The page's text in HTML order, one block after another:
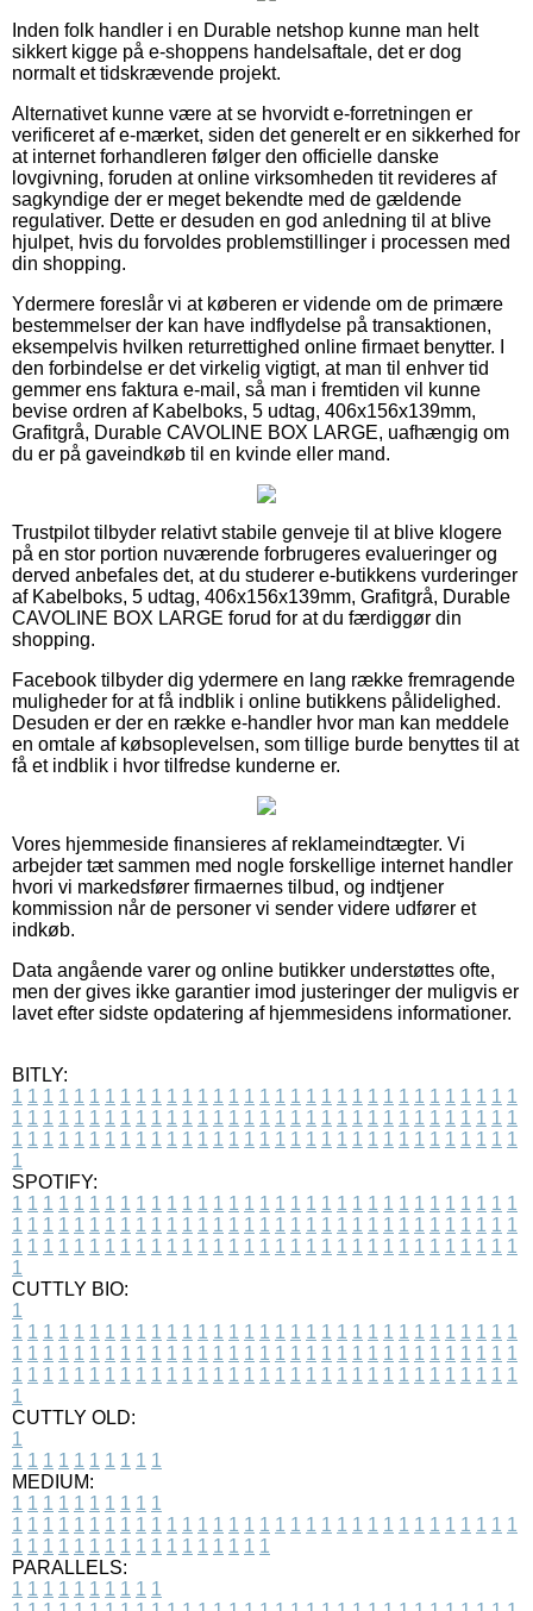
Inden folk handler i en Durable netshop kunne man helt
sikkert kigge på e-shoppens handelsaftale, det er dog
normalt et tidskrævende projekt.
Alternativet kunne være at se hvorvidt e-forretningen er
verificeret af e-mærket, siden det generelt er en sikkerhed for
at internet forhandleren følger den officielle danske
lovgivning, foruden at online virksomheden tit revideres af
sagkyndige der er meget bekendte med de gældende
regulativer. Dette er desuden en god anledning til at blive
hjulpet, hvis du forvoldes problemstillinger i processen med
din shopping.
Ydermere foreslår vi at køberen er vidende om de primære
bestemmelser der kan have indflydelse på transaktionen,
eksempelvis hvilken returrettighed online firmaet benytter. I
den forbindelse er det virkelig vigtigt, at man til enhver tid
gemmer ens faktura e-mail, så man i fremtiden vil kunne
bevise ordren af Kabelboks, 5 udtag, 406x156x139mm,
Grafitgrå, Durable CAVOLINE BOX LARGE, uafhængig om
du er på gaveindkøb til en kvinde eller mand.
Trustpilot tilbyder relativt stabile genveje til at blive klogere
på en stor portion nuværende forbrugeres evalueringer og
derved anbefales det, at du studerer e-butikkens vurderinger
af Kabelboks, 5 udtag, 406x156x139mm, Grafitgrå, Durable
CAVOLINE BOX LARGE forud for at du færdiggør din
shopping.
Facebook tilbyder dig ydermere en lang række fremragende
muligheder for at få indblik i online butikkens pålidelighed.
Desuden er der en række e-handler hvor man kan meddele
en omtale af købsoplevelsen, som tillige burde benyttes til at
få et indblik i hvor tilfredse kunderne er.
Vores hjemmeside finansieres af reklameindtægter. Vi
arbejder tæt sammen med nogle forskellige internet handler
hvori vi markedsfører firmaernes tilbud, og indtjener
kommission når de personer vi sender videre udfører et
indkøb.
Data angående varer og online butikker understøttes ofte,
men der gives ikke garantier imod justeringer der muligvis er
lavet efter sidste opdatering af hjemmesidens informationer.
BITLY:
1 1 1 1 1 1 1 1 1 1 1 1 1 1 1 1 1 1 1 1 1 1 1 1 1 1 1 1 1 1 1 1 1
1 1 1 1 1 1 1 1 1 1 1 1 1 1 1 1 1 1 1 1 1 1 1 1 1 1 1 1 1 1 1 1 1
1 1 1 1 1 1 1 1 1 1 1 1 1 1 1 1 1 1 1 1 1 1 1 1 1 1 1 1 1 1 1 1 1
1
SPOTIFY:
1 1 1 1 1 1 1 1 1 1 1 1 1 1 1 1 1 1 1 1 1 1 1 1 1 1 1 1 1 1 1 1 1
1 1 1 1 1 1 1 1 1 1 1 1 1 1 1 1 1 1 1 1 1 1 1 1 1 1 1 1 1 1 1 1 1
1 1 1 1 1 1 1 1 1 1 1 1 1 1 1 1 1 1 1 1 1 1 1 1 1 1 1 1 1 1 1 1 1
1
CUTTLY BIO:
1
1 1 1 1 1 1 1 1 1 1 1 1 1 1 1 1 1 1 1 1 1 1 1 1 1 1 1 1 1 1 1 1 1
1 1 1 1 1 1 1 1 1 1 1 1 1 1 1 1 1 1 1 1 1 1 1 1 1 1 1 1 1 1 1 1 1
1 1 1 1 1 1 1 1 1 1 1 1 1 1 1 1 1 1 1 1 1 1 1 1 1 1 1 1 1 1 1 1 1
1
CUTTLY OLD:
1
1 1 1 1 1 1 1 1 1 1
MEDIUM:
1 1 1 1 1 1 1 1 1 1
1 1 1 1 1 1 1 1 1 1 1 1 1 1 1 1 1 1 1 1 1 1 1 1 1 1 1 1 1 1 1 1 1
1 1 1 1 1 1 1 1 1 1 1 1 1 1 1 1 1
PARALLELS:
1 1 1 1 1 1 1 1 1 1